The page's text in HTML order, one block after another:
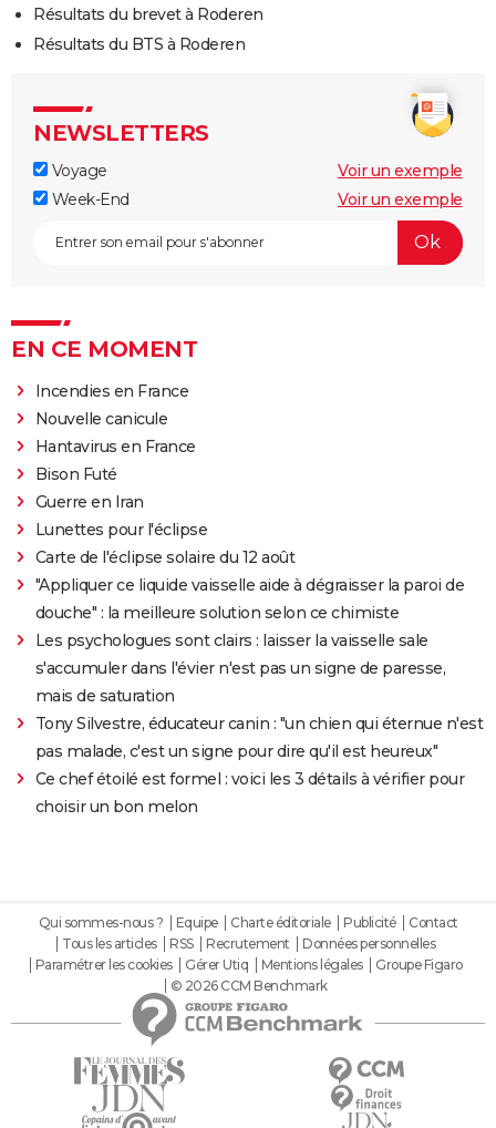
Résultats du brevet à Roderen
Résultats du BTS à Roderen
NEWSLETTERS
Voyage
Voir un exemple
Week-End
Voir un exemple
EN CE MOMENT
Incendies en France
Nouvelle canicule
Hantavirus en France
Bison Futé
Guerre en Iran
Lunettes pour l'éclipse
Carte de l'éclipse solaire du 12 août
"Appliquer ce liquide vaisselle aide à dégraisser la paroi de
douche" : la meilleure solution selon ce chimiste
Les psychologues sont clairs : laisser la vaisselle sale
s'accumuler dans l'évier n'est pas un signe de paresse,
mais de saturation
Tony Silvestre, éducateur canin : "un chien qui éternue n'est
pas malade, c'est un signe pour dire qu'il est heureux"
Ce chef étoilé est formel : voici les 3 détails à vérifier pour
choisir un bon melon
Qui sommes-nous ? Equipe Charte éditoriale Publicité
Contact
Tous les articles
RSS Recrutement
Données personnelles
Paramétrer les cookies
Gérer Utiq Mentions légales
Groupe Figaro
© 2026 CCM Benchmark